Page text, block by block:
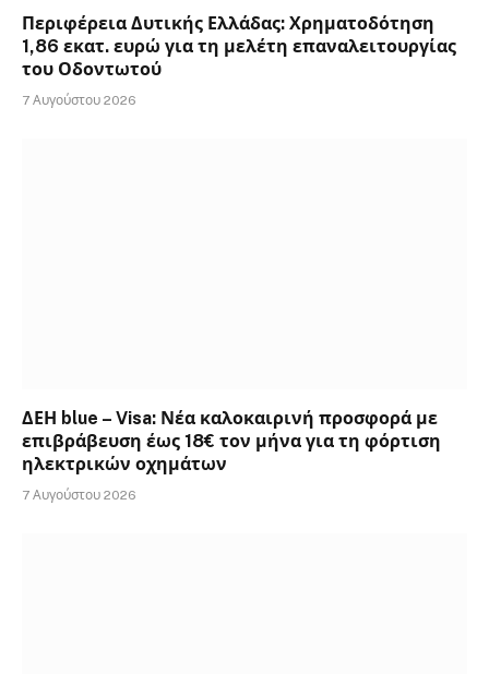
Περιφέρεια Δυτικής Ελλάδας: Χρηματοδότηση
1,86 εκατ. ευρώ για τη μελέτη επαναλειτουργίας
του Οδοντωτού
7 Αυγούστου 2026
ΔΕΗ blue – Visa: Νέα καλοκαιρινή προσφορά με
επιβράβευση έως 18€ τον μήνα για τη φόρτιση
ηλεκτρικών οχημάτων
7 Αυγούστου 2026